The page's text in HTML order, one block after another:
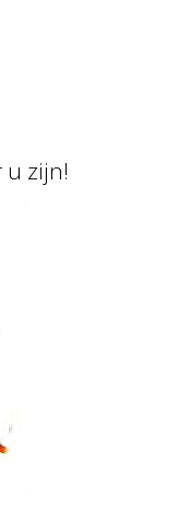
u zijn!